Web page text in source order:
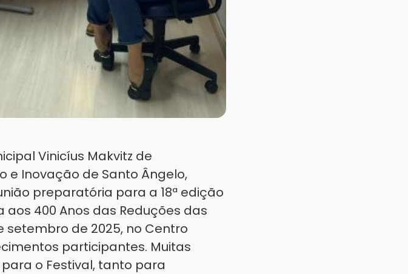
Vinicíus Makvitz de
e Inovação de Santo Ângelo,
preparatória para a 18ª edição
400 Anos das Reduções das
setembro de 2025, no Centro
participantes. Muitas
o Festival, tanto para